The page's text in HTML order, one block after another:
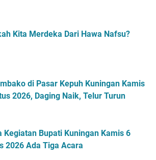
Kita Merdeka Dari Hawa Nafsu?
di Pasar Kepuh Kuningan Kamis
2026, Daging Naik, Telur Turun
Kegiatan Bupati Kuningan Kamis 6
2026 Ada Tiga Acara